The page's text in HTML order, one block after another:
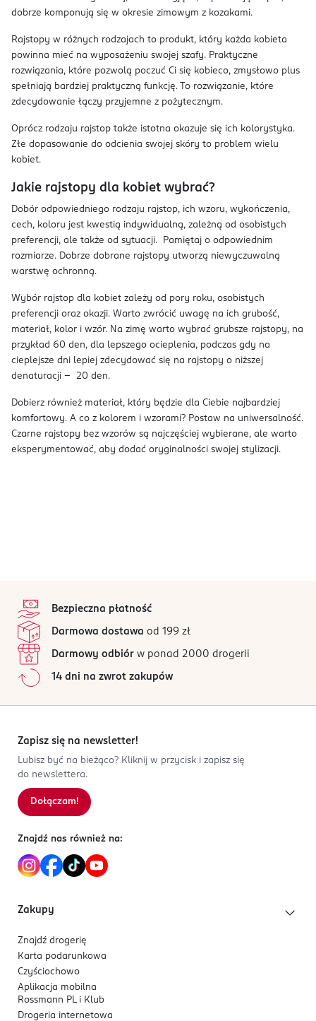
dobrze komponują się w okresie zimowym z kozakami.
Rajstopy w różnych rodzajach to produkt, który każda kobieta
powinna mieć na wyposażeniu swojej szafy. Praktyczne
rozwiązania, które pozwolą poczuć Ci się kobieco, zmysłowo plus
spełniają bardziej praktyczną funkcję. To rozwiązanie, które
zdecydowanie łączy przyjemne z pożytecznym.
Oprócz rodzaju rajstop także istotna okazuje się ich kolorystyka.
Złe dopasowanie do odcienia swojej skóry to problem wielu
kobiet.
Jakie rajstopy dla kobiet wybrać?
Dobór odpowiedniego rodzaju rajstop, ich wzoru, wykończenia,
cech, koloru jest kwestią indywidualną, zależną od osobistych
preferencji, ale także od sytuacji. Pamiętaj o odpowiednim
rozmiarze. Dobrze dobrane rajstopy utworzą niewyczuwalną
warstwę ochronną.
Wybór rajstop dla kobiet zależy od pory roku, osobistych
preferencji oraz okazji. Warto zwrócić uwagę na ich grubość,
materiał, kolor i wzór. Na zimę warto wybrać grubsze rajstopy, na
przykład 60 den, dla lepszego ocieplenia, podczas gdy na
cieplejsze dni lepiej zdecydować się na rajstopy o niższej
denaturacji – 20 den.
Dobierz również materiał, który będzie dla Ciebie najbardziej
komfortowy. A co z kolorem i wzorami? Postaw na uniwersalność.
Czarne rajstopy bez wzorów są najczęściej wybierane, ale warto
eksperymentować, aby dodać oryginalności swojej stylizacji.
Bezpieczna płatność
Darmowa dostawa od 199 zł
Darmowy odbiór w ponad 2000 drogerii
14 dni na zwrot zakupów
Zapisz się na newsletter!
Lubisz być na bieżąco? Kliknij w przycisk i zapisz się
do newslettera.
Dołączam!
Znajdź nas również na:
Zakupy
Znajdź drogerię
Karta podarunkowa
Czyściochowo
Aplikacja mobilna
Rossmann PL i Klub
Drogeria internetowa